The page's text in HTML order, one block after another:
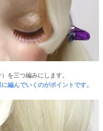
を三つ編みにします。
編んでいくのがポイントです。